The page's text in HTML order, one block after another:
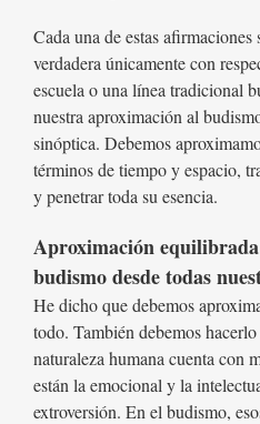
Cada una de estas
verdadera únicamente con
escuela o una línea tradicional
nuestra aproximación al
sinóptica. Debemos
términos de tiempo y espacio,
y penetrar toda su esencia.
Aproximación
budismo desde todas
He dicho que debemos
todo. También debemos
naturaleza humana cuenta con
están la emocional y la
extroversión. En el budismo,